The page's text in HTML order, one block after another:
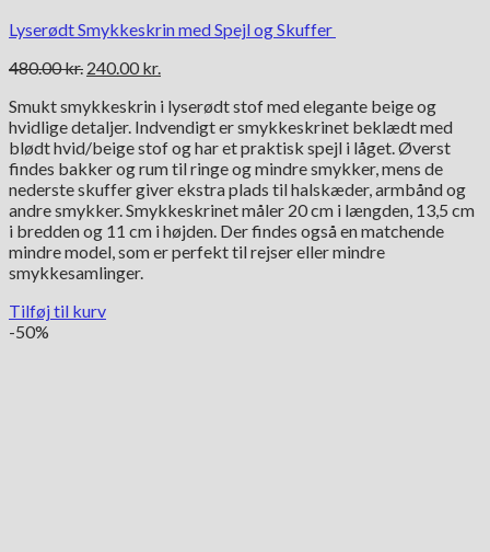
Lyserødt Smykkeskrin med Spejl og Skuffer
480.00kr. Den
pris
var:
480.00 kr..
240.00 kr.
pris
er:
240.00 kr..
Smukt smykkeskrin i lyserødt stof med elegante beige og
hvidlige detaljer. Indvendigt er smykkeskrinet beklædt med
blødt hvid/beige stof og har et praktisk spejl i låget. Øverst
findes bakker og rum til ringe og mindre smykker, mens de
nederste skuffer giver ekstra plads til halskæder, armbånd og
andre smykker. Smykkeskrinet måler 20 cm i længden, 13,5 cm
i bredden og 11 cm i højden. Der findes også en matchende
mindre model, som er perfekt til rejser eller mindre
smykkesamlinger.
Tilføj til kurv
-50%